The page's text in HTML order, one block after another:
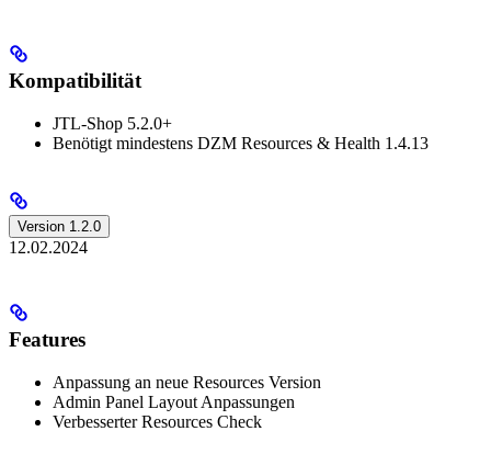
Kompatibilität
JTL-Shop 5.2.0+
Benötigt mindestens DZM Resources & Health 1.4.13
Version 1.2.0
12.02.2024
Features
Anpassung an neue Resources Version
Admin Panel Layout Anpassungen
Verbesserter Resources Check